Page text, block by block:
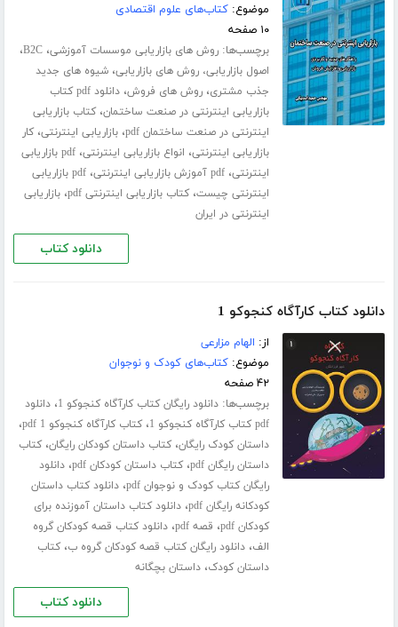
موضوع:کتاب‌های علوم اقتصادی
۱۰ صفحه
برچسب‌ها:روش های بازاریابی موسسات آموزشی،B2C،
اصول بازاریابی، روش های بازاریابی،شیوه های جدید
جذب مشتری،روش های فروش،
دانلود pdf کتاب
بازاریابی اینترنتی در صنعت ساختمان،کتاب بازاریابی
اینترنتی در صنعت ساختمان pdf
،بازاریابی اینترنتی،کار
بازاریابی اینترنتی، انواع بازاریابی اینترنتی،
pdf بازاریابی
اینترنتی،pdf آموزش بازاریابی اینترنتی ،
pdf بازاریابی
اینترنتی چیست،کتاب بازاریابی اینترنتی pdf ،بازاریابی
اینترنتی در ایران
دانلود کتاب
دانلود کتاب کارآگاه کنجوکو 1
از: الهام مزارعی
موضوع:کتاب‌های کودک و نوجوان
۴۲ صفحه
برچسب‌ها:دانلود رایگان کتاب کارآگاه کنجوکو 1 ،دانلود
pdf کتاب کارآگاه کنجوکو 1
،کتاب کارآگاه کنجوکو 1 pdf ،
داستان کودک رایگان،کتاب داستان کودکان رایگان،کتاب
داستان رایگان pdf
،کتاب داستان کودکان pdf ،دانلود
رایگان کتاب کودک و نوجوان pdf
،دانلود کتاب داستان
کودکانه رایگان pdf
،دانلود کتاب داستان آموزنده برای
کودکان pdf
، قصه pdf ،دانلود کتاب قصه کودکان گروه
الف،دانلود رایگان کتاب قصه کودکان گروه ب،کتاب
داستان کودک،داستان بچگانه
دانلود کتاب